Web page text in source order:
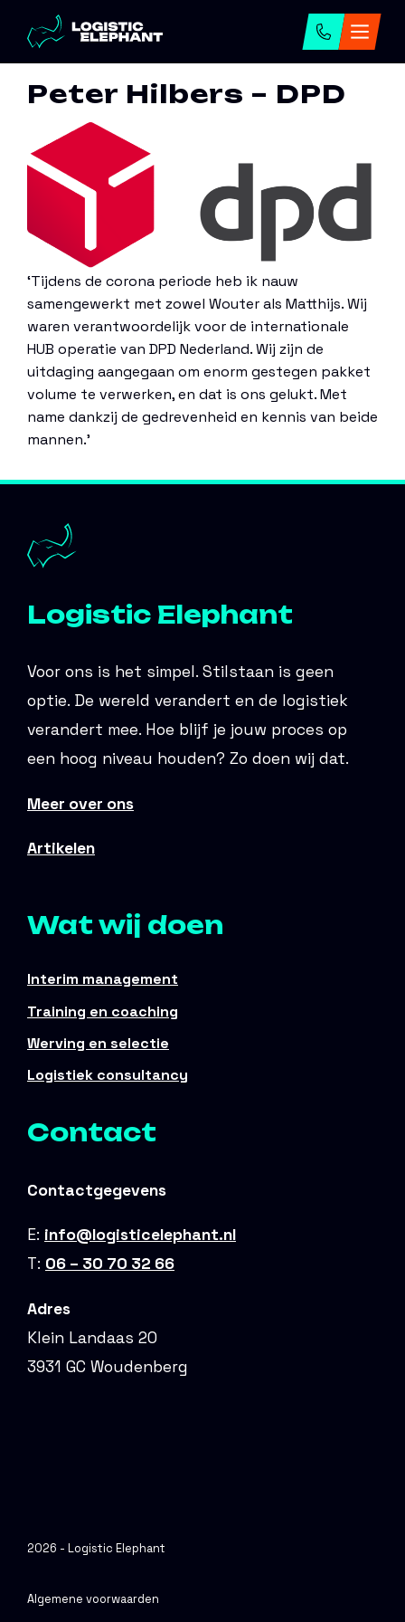
Home →Peter Hilbers
Peter Hilbers – DPD
‘Tijdens de corona periode heb ik nauw
samengewerkt met zowel Wouter als Matthijs. Wij
waren verantwoordelijk voor de internationale
HUB operatie van DPD Nederland. Wij zijn de
uitdaging aangegaan om enorm gestegen pakket
volume te verwerken, en dat is ons gelukt. Met
name dankzij de gedrevenheid en kennis van beide
mannen.’
Logistic Elephant
Voor ons is het simpel. Stilstaan is geen
optie. De wereld verandert en de logistiek
verandert mee. Hoe blijf je jouw proces op
een hoog niveau houden? Zo doen wij dat.
Meer over ons
Artikelen
Wat wij doen
Interim management
Training en coaching
Werving en selectie
Logistiek consultancy
Contact
Contactgegevens
E: info@logisticelephant.nl
T: 06 – 30 70 32 66
Adres
Klein Landaas 20
3931 GC Woudenberg
2026 - Logistic Elephant
Algemene voorwaarden